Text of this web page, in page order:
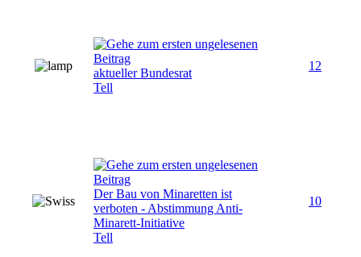
aktueller Bundesrat
Tell
12
Der Bau von Minaretten ist
verboten - Abstimmung Anti-
Minarett-Initiative
Tell
10